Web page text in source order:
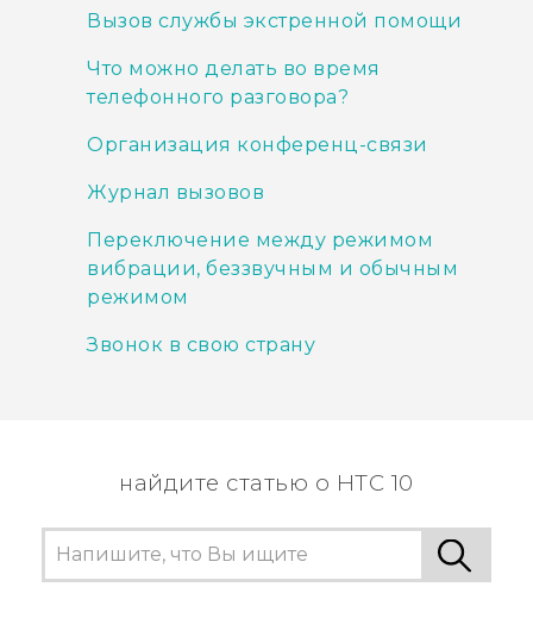
Вызов службы экстренной помощи
Что можно делать во время
телефонного разговора?
Организация конференц-связи
Журнал вызовов
Переключение между режимом
вибрации, беззвучным и обычным
режимом
Звонок в свою страну
найдите статью о HTC 10